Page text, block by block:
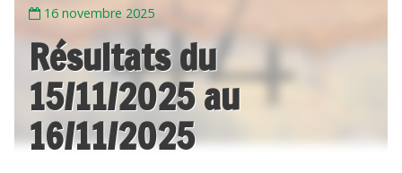
16 novembre 2025
Résultats du
15/11/2025 au
16/11/2025